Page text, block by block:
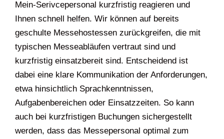
Mein-Serivcepersonal kurzfristig reagieren und
Ihnen schnell helfen. Wir können auf bereits
geschulte Messehostessen zurückgreifen, die mit
typischen Messeabläufen vertraut sind und
kurzfristig einsatzbereit sind. Entscheidend ist
dabei eine klare Kommunikation der Anforderungen,
etwa hinsichtlich Sprachkenntnissen,
Aufgabenbereichen oder Einsatzzeiten. So kann
auch bei kurzfristigen Buchungen sichergestellt
werden, dass das Messepersonal optimal zum